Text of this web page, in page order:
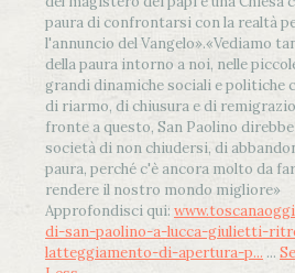
paura di confrontarsi con la realtà
l'annuncio del Vangelo».«Vediamo
della paura intorno a noi, nelle
grandi dinamiche sociali e politiche
di riarmo, di chiusura e di
fronte a questo, San Paolino
società di non chiudersi, di
paura, perché c'è ancora molto da
rendere il nostro mondo migliore»
Approfondisci qui:
di-san-paolino-a-lucca-giulietti-
latteggiamento-di-apertura-p... ...